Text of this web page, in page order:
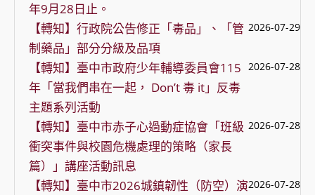
年9月28日止。
【轉知】行政院公告修正「毒品」、「管
制藥品」部分分級及品項
2026-07-29
【轉知】臺中市政府少年輔導委員會115
年「當我們串在一起， Don’t 毒 it」反毒
主題系列活動
2026-07-28
【轉知】臺中市赤子心過動症協會「班級
衝突事件與校園危機處理的策略（家長
篇）」講座活動訊息
2026-07-28
【轉知】臺中市2026城鎮韌性（防空）演2026-07-28